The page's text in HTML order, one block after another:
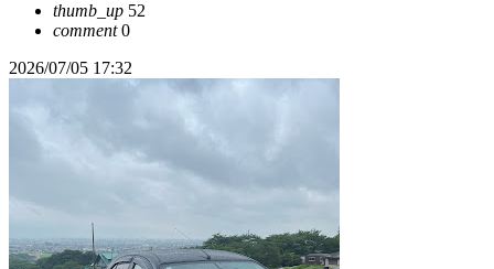
thumb_up 52
comment0
2026/07/05 17:32